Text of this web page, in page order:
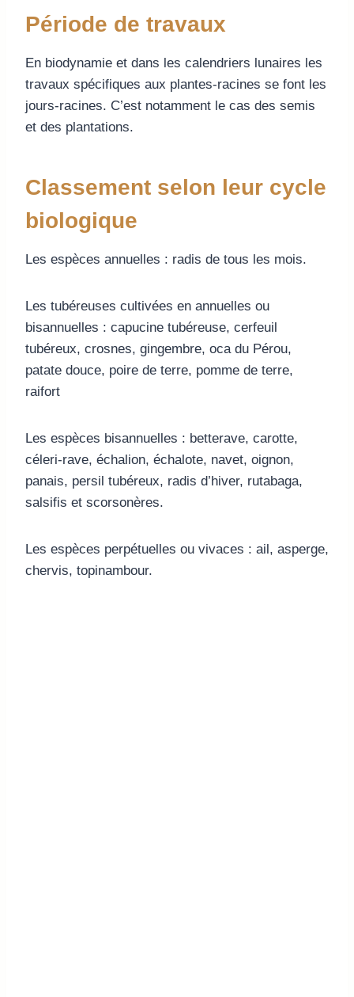
Période de travaux
En biodynamie et dans les calendriers lunaires les
travaux spécifiques aux plantes-racines se font les
jours-racines. C’est notamment le cas des semis
et des plantations.
Classement selon leur cycle
biologique
Les espèces annuelles : radis de tous les mois.
Les tubéreuses cultivées en annuelles ou
bisannuelles : capucine tubéreuse, cerfeuil
tubéreux, crosnes, gingembre, oca du Pérou,
patate douce, poire de terre, pomme de terre,
raifort
Les espèces bisannuelles : betterave, carotte,
céleri-rave, échalion, échalote, navet, oignon,
panais, persil tubéreux, radis d’hiver, rutabaga,
salsifis et scorsonères.
Les espèces perpétuelles ou vivaces : ail, asperge,
chervis, topinambour.